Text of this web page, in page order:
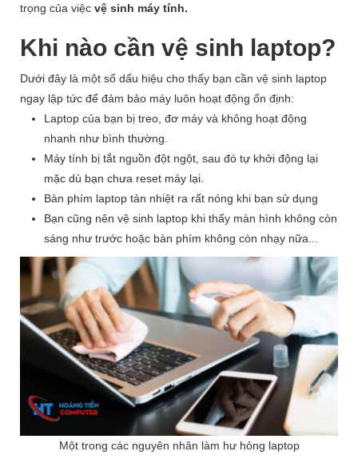
trọng của việc vệ sinh máy tính.
Khi nào cần vệ sinh laptop?
Dưới đây là một số dấu hiệu cho thấy bạn cần vệ sinh laptop
ngay lập tức để đảm bảo máy luôn hoạt động ổn định:
Laptop của bạn bị treo, đơ máy và không hoạt động
nhanh như bình thường.
Máy tính bị tắt nguồn đột ngột, sau đó tự khởi động lại
mặc dù bạn chưa reset máy lại.
Bàn phím laptop tản nhiệt ra rất nóng khi bạn sử dụng
Bạn cũng nên vệ sinh laptop khi thấy màn hình không còn
sáng như trước hoặc bàn phím không còn nhạy nữa...
Một trong các nguyên nhân làm hư hỏng laptop